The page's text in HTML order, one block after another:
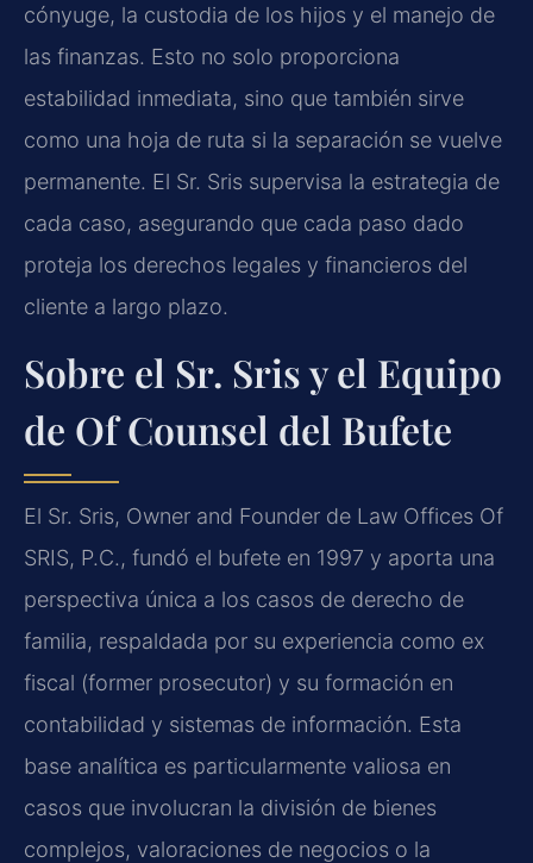
cónyuge, la custodia de los hijos y el manejo de
las finanzas. Esto no solo proporciona
estabilidad inmediata, sino que también sirve
como una hoja de ruta si la separación se vuelve
permanente. El Sr. Sris supervisa la estrategia de
cada caso, asegurando que cada paso dado
proteja los derechos legales y financieros del
cliente a largo plazo.
Sobre el Sr. Sris y el Equipo
de Of Counsel del Bufete
El Sr. Sris, Owner and Founder de Law Offices Of
SRIS, P.C., fundó el bufete en 1997 y aporta una
perspectiva única a los casos de derecho de
familia, respaldada por su experiencia como ex
fiscal (former prosecutor) y su formación en
contabilidad y sistemas de información. Esta
base analítica es particularmente valiosa en
casos que involucran la división de bienes
complejos, valoraciones de negocios o la